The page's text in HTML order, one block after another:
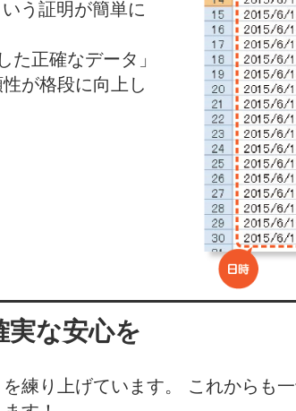
う証明が簡単に
正確なデータ」
が格段に向上し
実な安心を
練り上げています。 これからも